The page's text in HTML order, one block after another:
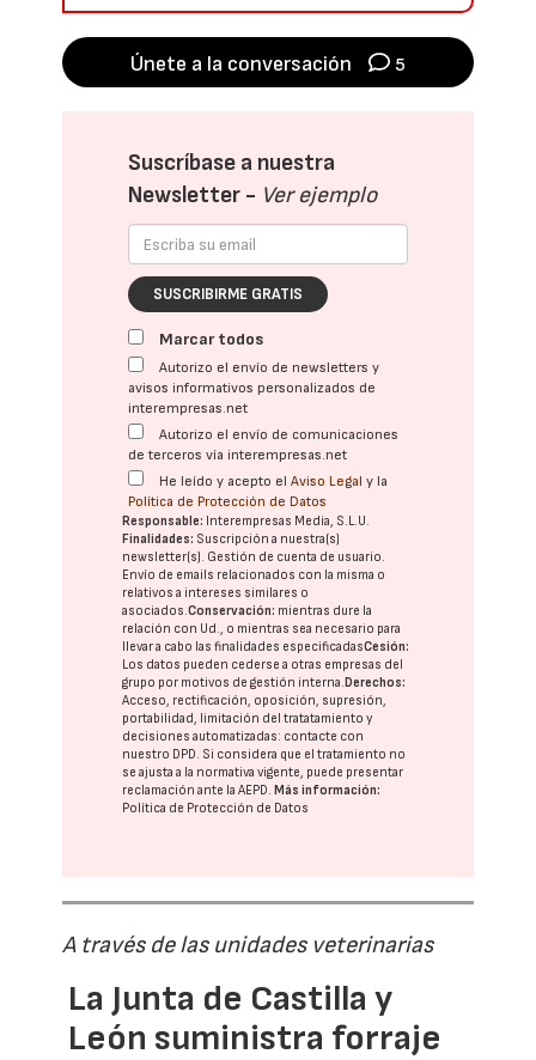
Únete a la conversación 5
Suscríbase a nuestra
Newsletter - Ver ejemplo
SUSCRIBIRME GRATIS
Marcar todos
Autorizo el envío de newsletters y
avisos informativos personalizados de
interempresas.net
Autorizo el envío de comunicaciones
de terceros vía interempresas.net
He leído y acepto elAviso Legal y la
Política de Protección de Datos
Responsable: Interempresas Media, S.L.U.
Finalidades: Suscripción a nuestra(s)
newsletter(s). Gestión de cuenta de usuario.
Envío de emails relacionados con la misma o
relativos a intereses similares o
asociados.Conservación: mientras dure la
relación con Ud., o mientras sea necesario para
llevar a cabo las finalidades especificadasCesión:
Los datos pueden cederse a otras empresas del
grupo por motivos de gestión interna. Derechos:
Acceso, rectificación, oposición, supresión,
portabilidad, limitación del tratatamiento y
decisiones automatizadas: contacte con
nuestro DPD. Si considera que el tratamiento no
se ajusta a la normativa vigente, puede presentar
reclamación ante laAEPD. Más información:
Política de Protección de Datos
A través de las unidades veterinarias
La Junta de Castilla y
León suministra forraje